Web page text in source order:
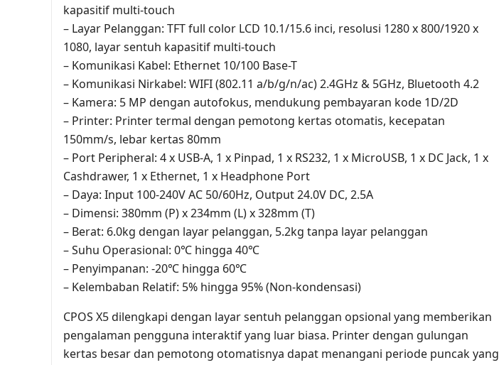
kapasitif multi-touch
– Layar Pelanggan: TFT full color LCD 10.1/15.6 inci, resolusi 1280 x 800/1920 x
1080, layar sentuh kapasitif multi-touch
– Komunikasi Kabel: Ethernet 10/100 Base-T
– Komunikasi Nirkabel: WIFI (802.11 a/b/g/n/ac) 2.4GHz & 5GHz, Bluetooth 4.2
– Kamera: 5 MP dengan autofokus, mendukung pembayaran kode 1D/2D
– Printer: Printer termal dengan pemotong kertas otomatis, kecepatan
150mm/s, lebar kertas 80mm
– Port Peripheral: 4 x USB-A, 1 x Pinpad, 1 x RS232, 1 x MicroUSB, 1 x DC Jack, 1 x
Cashdrawer, 1 x Ethernet, 1 x Headphone Port
– Daya: Input 100-240V AC 50/60Hz, Output 24.0V DC, 2.5A
– Dimensi: 380mm (P) x 234mm (L) x 328mm (T)
– Berat: 6.0kg dengan layar pelanggan, 5.2kg tanpa layar pelanggan
– Suhu Operasional: 0℃ hingga 40℃
– Penyimpanan: -20℃ hingga 60℃
– Kelembaban Relatif: 5% hingga 95% (Non-kondensasi)
CPOS X5 dilengkapi dengan layar sentuh pelanggan opsional yang memberikan
pengalaman pengguna interaktif yang luar biasa. Printer dengan gulungan
kertas besar dan pemotong otomatisnya dapat menangani periode puncak yang